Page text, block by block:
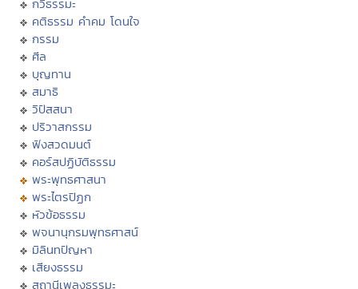
คติธรรม คำคม โดนใจ
กรรม
ศีล
บุญทาน
สมาธิ
วิปัสสนา
ปริวาสกรรม
ฟังสวดมนต์
คอร์สปฏิบัติธรรม
พระพุทธศาสนา
พระไตรปิฏก
หัวข้อธรรม
พจนานุกรมพุทธศาสน์
มิลินทปัญหา
เสียงธรรม
สถานีเพลงธรรมะ